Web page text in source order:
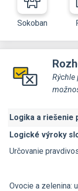
Sokoban
Rýchle
Logika a riešenie
Logické výroky
Určovanie
Ovocie a zelenina: